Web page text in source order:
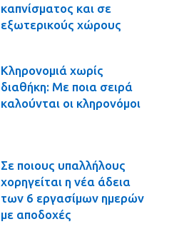
καπνίσματος και σε
εξωτερικούς χώρους
Κληρονομιά χωρίς
διαθήκη: Με ποια σειρά
καλούνται οι κληρονόμοι
Σε ποιους υπαλλήλους
χορηγείται η νέα άδεια
των 6 εργασίμων ημερών
με αποδοχές